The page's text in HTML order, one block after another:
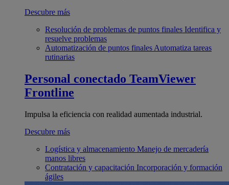
Descubre más
Resolución de problemas de puntos finales Identifica y
resuelve problemas
Automatización de puntos finales Automatiza tareas
rutinarias
Personal conectado TeamViewer
Frontline
Impulsa la eficiencia con realidad aumentada industrial.
Descubre más
Logística y almacenamiento Manejo de mercadería
manos libres
Contratación y capacitación Incorporación y formación
ágiles